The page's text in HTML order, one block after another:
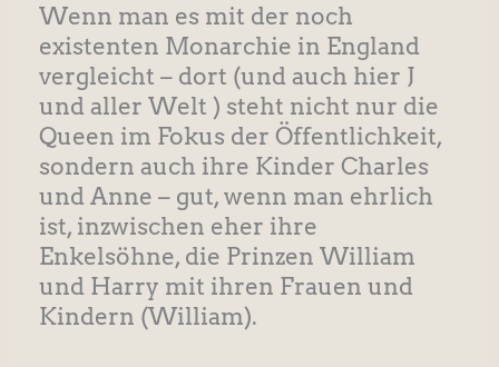
Wenn man es mit der noch
existenten Monarchie in England
vergleicht – dort (und auch hier J
und aller Welt ) steht nicht nur die
Queen im Fokus der Öffentlichkeit,
sondern auch ihre Kinder Charles
und Anne – gut, wenn man ehrlich
ist, inzwischen eher ihre
Enkelsöhne, die Prinzen William
und Harry mit ihren Frauen und
Kindern (William).